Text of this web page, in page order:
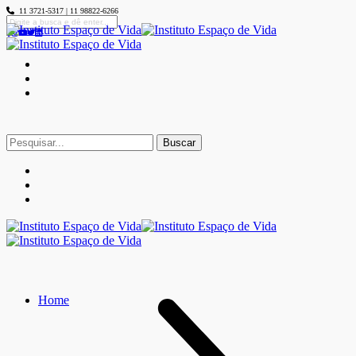
11 3721-5317 | 11 98822-6266
Buscar
por:
Home